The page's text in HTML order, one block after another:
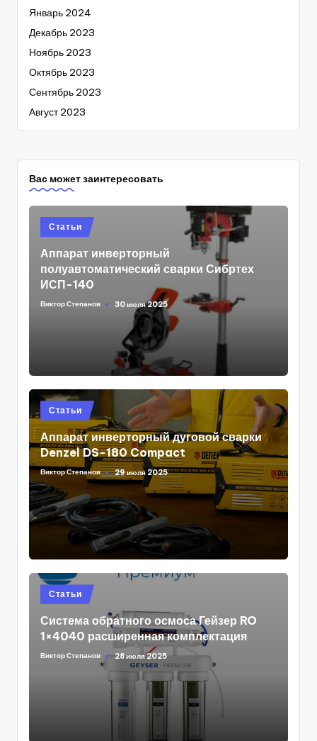
Январь 2024
Декабрь 2023
Ноябрь 2023
Октябрь 2023
Сентябрь 2023
Август 2023
Вас может заинтересовать
Posted
in
Статьи
Аппарат инверторный
полуавтоматический сварки Сибртех
ИСП-140
Posted
Виктор Степанов 30 июля 2025
Posted
in
Статьи
Аппарат инверторный дуговой сварки
Denzel DS-180 Compact
Posted
by
Виктор Степанов 29 июля 2025
Posted
in
Статьи
Система обратного осмоса Гейзер RO
1×4040 расширенная комплектация
Posted
Виктор Степанов 28 июля 2025